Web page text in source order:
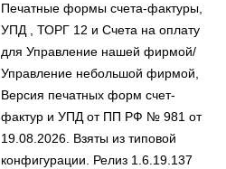
Печатные формы счета-фактуры,
УПД , ТОРГ 12 и Счета на оплату
для Управление нашей фирмой/
Управление небольшой фирмой,
Версия печатных форм счет-
фактур и УПД от ПП РФ № 981 от
19.08.2026. Взяты из типовой
конфигурации. Релиз 1.6.19.137